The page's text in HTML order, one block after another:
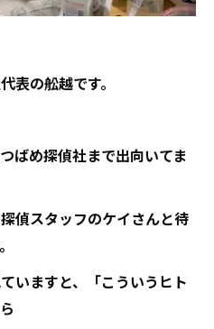
表の舩越です。
ばめ探偵社まで出向いてま
偵スタッフのケイさんと待
いますと、「こういうヒト